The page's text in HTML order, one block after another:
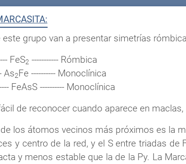
este grupo van a presentar simetrías
FeS2 ----------- Rómbica
As2Fe ---------- Monoclínica
FeAsS ---------- Monoclínica
de reconocer cuando aparece en
los átomos vecinos más próximos es la
y centro de la red, y el S entre triadas
y menos estable que la de la Py. La